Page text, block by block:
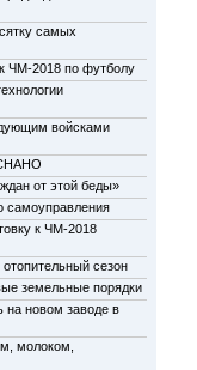
самых
ЧМ-2018 по футболу
войсками
от этой беды»
самоуправления
к ЧМ-2018
сезон
земельные порядки
на новом заводе в
молоком,